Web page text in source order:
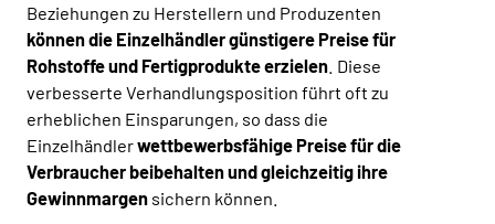
Beziehungen zu Herstellern und Produzenten
können die Einzelhändler günstigere Preise für
Rohstoffe und Fertigprodukte erzielen . Diese
verbesserte Verhandlungsposition führt oft zu
erheblichen Einsparungen, so dass die
Einzelhändlerwettbewerbsfähige Preise für die
Verbraucher beibehalten und gleichzeitig ihre
Gewinnmargen sichern können.